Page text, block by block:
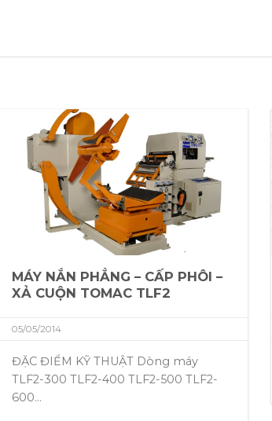
MÁY NẮN PHẲNG – CẤP PHÔI –
XẢ CUỘN TOMAC TLF2
05/05/2014
ĐẶC ĐIỂM KỸ THUẬT Dòng máy
TLF2-300 TLF2-400 TLF2-500 TLF2-
600...